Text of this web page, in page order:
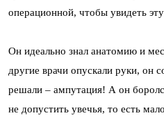
операционной, чтобы увидеть
Он идеально знал анатомию и
другие врачи опускали руки, он
решали – ампутация! А он
не допустить увечья, то есть